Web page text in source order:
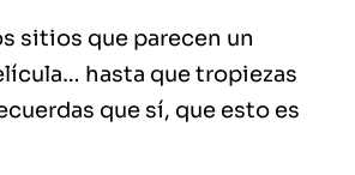
sitios que parecen un
hasta que tropiezas
que sí, que esto es